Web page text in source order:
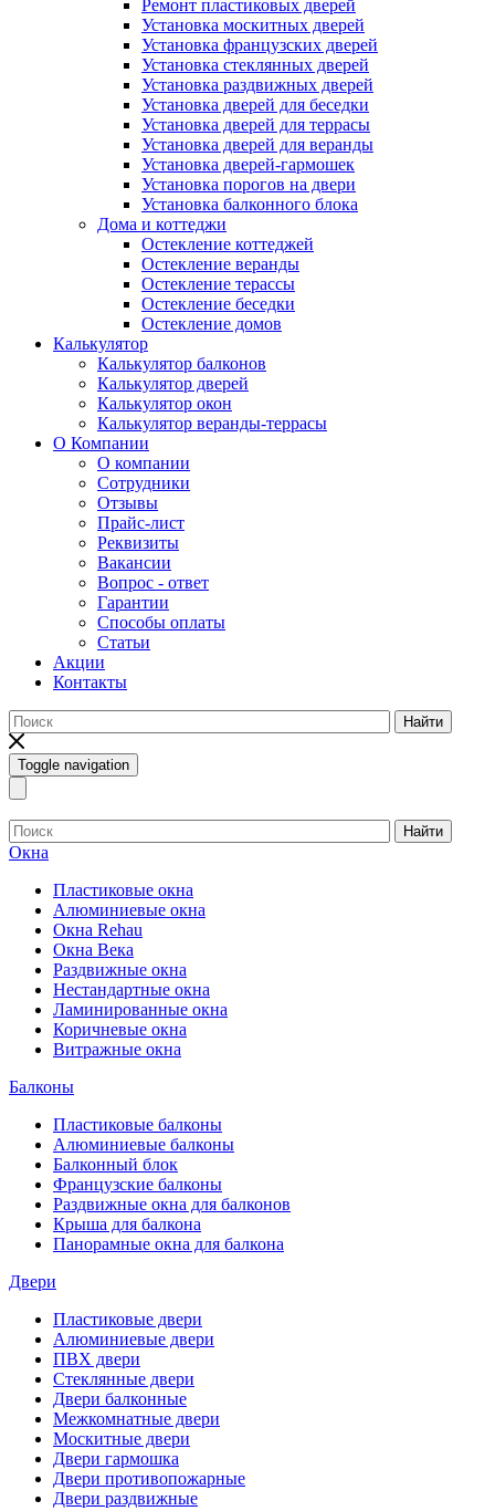
Ремонт пластиковых дверей
Установка москитных дверей
Установка французских дверей
Установка стеклянных дверей
Установка раздвижных дверей
Установка дверей для беседки
Установка дверей для террасы
Установка дверей для веранды
Установка дверей-гармошек
Установка порогов на двери
Установка балконного блока
Дома и коттеджи
Остекление коттеджей
Остекление веранды
Остекление терассы
Остекление беседки
Остекление домов
Калькулятор
Калькулятор балконов
Калькулятор дверей
Калькулятор окон
Калькулятор веранды-террасы
О Компании
О компании
Сотрудники
Отзывы
Прайс-лист
Реквизиты
Вакансии
Вопрос - ответ
Гарантии
Способы оплаты
Статьи
Акции
Контакты
Найти
Toggle navigation
Найти
Окна
Пластиковые окна
Алюминиевые окна
Окна Rehau
Окна Века
Раздвижные окна
Нестандартные окна
Ламинированные окна
Коричневые окна
Витражные окна
Балконы
Пластиковые балконы
Алюминиевые балконы
Балконный блок
Французские балконы
Раздвижные окна для балконов
Крыша для балкона
Панорамные окна для балкона
Двери
Пластиковые двери
Алюминиевые двери
ПВХ двери
Стеклянные двери
Двери балконные
Межкомнатные двери
Москитные двери
Двери гармошка
Двери противопожарные
Двери раздвижные